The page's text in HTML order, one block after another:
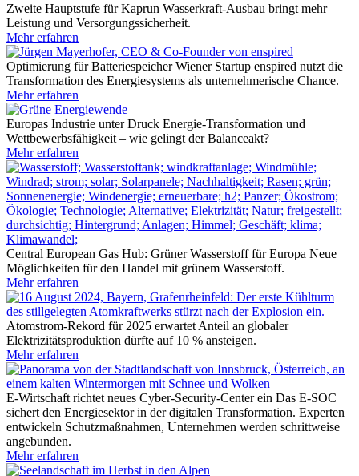
Zweite Hauptstufe für Kaprun Wasserkraft-Ausbau bringt mehr
Leistung und Versorgungssicherheit.
Mehr erfahren
Optimierung für BatteriespeicherWiener Startup enspired nutzt die
Transformation des Energiesystems als unternehmerische Chance.
Mehr erfahren
Europas Industrie unter Druck Energie-Transformation und
Wettbewerbsfähigkeit – wie gelingt der Balanceakt?
Mehr erfahren
Central European Gas Hub: Grüner Wasserstoff für Europa Neue
Möglichkeiten für den Handel mit grünem Wasserstoff.
Mehr erfahren
Atomstrom-Rekord für 2025 erwartet Anteil an globaler
Elektrizitätsproduktion dürfte auf 10 % ansteigen.
Mehr erfahren
E-Wirtschaft richtet neues Cyber-Security-Center ein Das E-SOC
sichert den Energiesektor in der digitalen Transformation. Experten
entwickeln Schutzmaßnahmen, Unternehmen werden schrittweise
angebunden.
Mehr erfahren